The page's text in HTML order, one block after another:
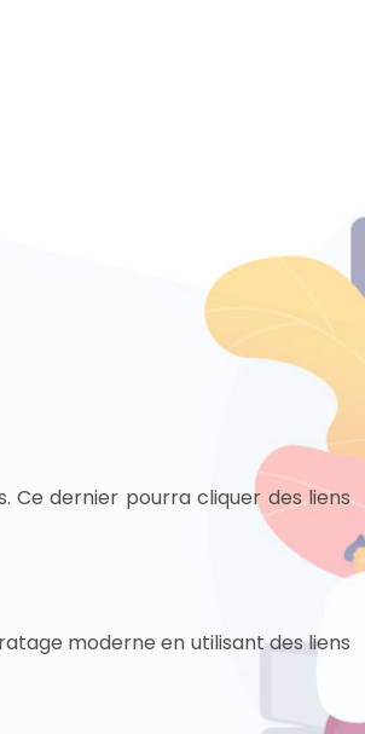
Ce dernier pourra cliquer des liens
moderne en utilisant des liens